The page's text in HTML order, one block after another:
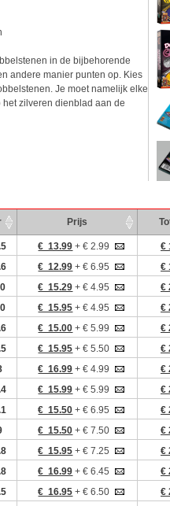
in de bijbehorende
andere manier punten op. Kies
Je moet namelijk elke
zilveren dienblad aan de
Prijs
€ 13.99 + € 2.99
€
€ 12.99 + € 6.95
€
€ 15.29 + € 4.95
€
€ 15.95 + € 4.95
€
€ 15.00 + € 5.99
€
€ 15.95 + € 5.50
€
€ 16.99 + € 4.99
€
€ 15.99 + € 5.99
€
€ 15.50 + € 6.95
€
€ 15.50 + € 7.50
€
€ 15.95 + € 7.25
€
€ 16.99 + € 6.45
€
€ 16.95 + € 6.50
€